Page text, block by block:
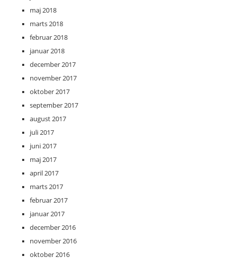
maj 2018
marts 2018
februar 2018
januar 2018
december 2017
november 2017
oktober 2017
september 2017
august 2017
juli 2017
juni 2017
maj 2017
april 2017
marts 2017
februar 2017
januar 2017
december 2016
november 2016
oktober 2016